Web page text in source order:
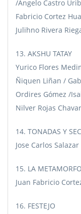
/Angelo Castro
Fabricio Cortez
Julihno Rivera
13. AKSHU TATAY
Yurico Flores
Ñiquen Liñan /
Ordires Gómez /
Nilver Rojas
14. TONADAS Y
Jose Carlos
15. LA
Juan Fabricio
16. FESTEJO